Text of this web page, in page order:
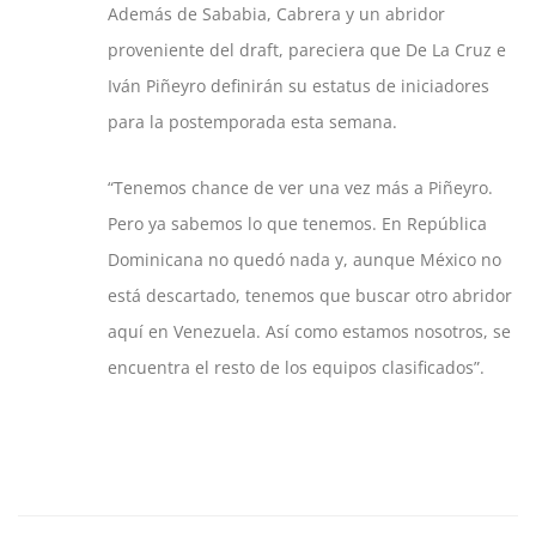
Además de Sababia, Cabrera y un abridor
proveniente del draft, pareciera que De La Cruz e
Iván Piñeyro definirán su estatus de iniciadores
para la postemporada esta semana.
“Tenemos chance de ver una vez más a Piñeyro.
Pero ya sabemos lo que tenemos. En República
Dominicana no quedó nada y, aunque México no
está descartado, tenemos que buscar otro abridor
aquí en Venezuela. Así como estamos nosotros, se
encuentra el resto de los equipos clasificados”.